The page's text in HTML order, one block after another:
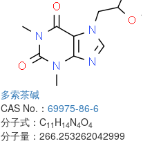
多索茶碱
CAS No.： 69975-86-6
分子式： C11 H14N4O4
分子量： 266.253262042999